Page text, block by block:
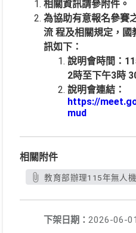
相關資訊請參附件。
為協助有意報名參賽
流 程及相關規定，國
訊如下：
說明會時間：
2時至下午3時
說明會連結：
https://
mud
相關附件
教育部辦理115年無人
下架日期： 2026-06-01